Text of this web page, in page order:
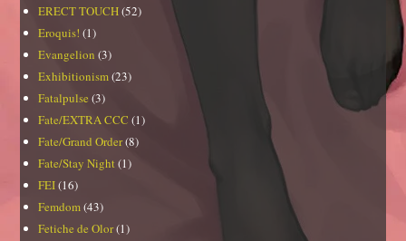
ERECT TOUCH(52)
Eroquis! (1)
Evangelion (3)
Exhibitionism(23)
Fatalpulse (3)
Fate/EXTRA CCC (1)
Fate/Grand Order(8)
Fate/Stay Night (1)
FEI(16)
Femdom(43)
Fetiche de Olor(1)